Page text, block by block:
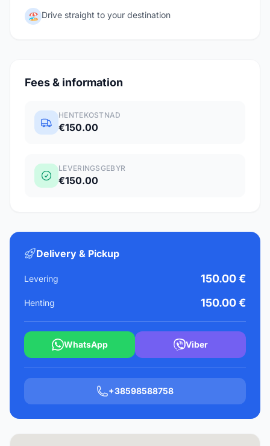
🏖️ Drive straight to your destination
Fees & information
HENTEKOSTNAD
€150.00
LEVERINGSGEBYR
€150.00
Delivery & Pickup
Levering 150.00 €
Henting 150.00 €
WhatsApp Viber
+38598588758